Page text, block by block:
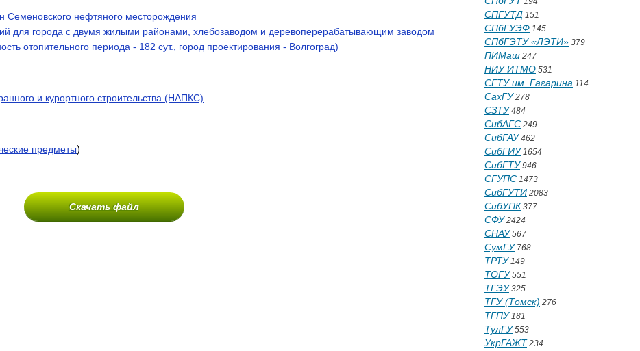
Семеновского нефтяного месторождения
для города с двумя жилыми районами, хлебозаводом и деревоперерабатывающим заводом
отопительного периода - 182 сут., город проектирования - Волгоград)
и курортного строительства (НАПКС)
предметы)
Скачать файл
СПГУТД 151
СПбГУЭФ 145
СПбГЭТУ «ЛЭТИ» 379
ПИМаш 247
НИУ ИТМО 531
СГТУ им. Гагарина 114
СахГУ278
СЗТУ484
СибАГС 249
СибГАУ462
СибГИУ1654
СибГТУ946
СГУПС 1473
СибГУТИ 2083
СибУПК 377
СФУ2424
СНАУ567
СумГУ768
ТРТУ149
ТОГУ551
ТГЭУ325
ТГУ (Томск) 276
ТГПУ181
ТулГУ553
УкрГАЖТ 234